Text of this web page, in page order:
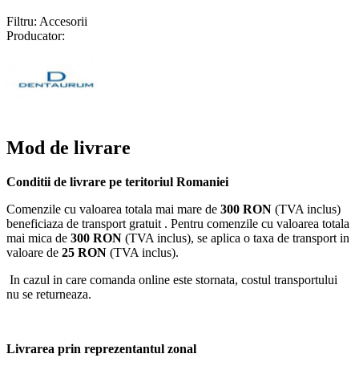
Filtru: Accesorii
Producator:
Mod de livrare
Conditii de livrare pe teritoriul Romaniei
Comenzile cu valoarea totala mai mare de 300 RON (TVA inclus)
beneficiaza de transport gratuit . Pentru comenzile cu valoarea totala
mai mica de 300 RON (TVA inclus), se aplica o taxa de transport in
valoare de 25 RON (TVA inclus).
In cazul in care comanda online este stornata, costul transportului
nu se returneaza.
Livrarea prin reprezentantul zonal